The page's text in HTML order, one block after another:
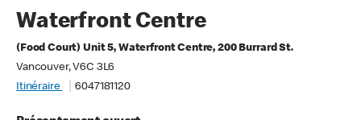
Waterfront Centre
(Food Court) Unit 5, Waterfront Centre, 200 Burrard St.
Vancouver, V6C 3L6
Itinéraire
6047181120